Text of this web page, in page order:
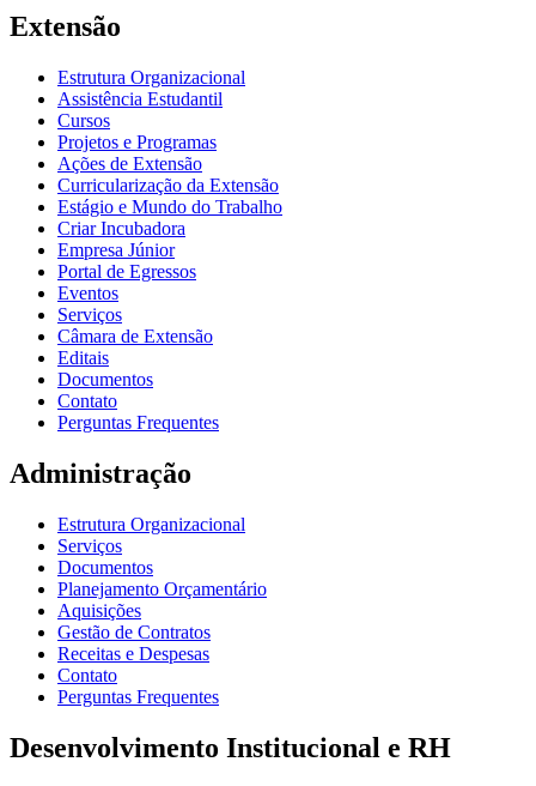
Extensão
Estrutura Organizacional
Assistência Estudantil
Cursos
Projetos e Programas
Ações de Extensão
Curricularização da Extensão
Estágio e Mundo do Trabalho
Criar Incubadora
Empresa Júnior
Portal de Egressos
Eventos
Serviços
Câmara de Extensão
Editais
Documentos
Contato
Perguntas Frequentes
Administração
Estrutura Organizacional
Serviços
Documentos
Planejamento Orçamentário
Aquisições
Gestão de Contratos
Receitas e Despesas
Contato
Perguntas Frequentes
Desenvolvimento Institucional e RH